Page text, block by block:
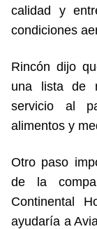
calidad y
condiciones
Rincón dijo
una lista de
servicio al
alimentos y
Otro paso
de la
Continental
ayudaría a